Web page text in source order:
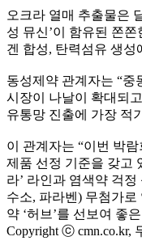
오크라 열매 추출물은
성 뮤신’이 함유된 쫀쫀
겐 합성, 탄력섬유 생성
동성제약 관계자는 “중
시장이 나날이 확대되
유통망 진출에 가장 적기
이 관계자는 “이번 박
제품 선정 기준을 갖고
라’ 라인과 염색약 걱정
수소, 파라벤 ) 무첨가로
약 ‘허브 ’를 선보여 좋
Copyright ⓒ cmn.co.kr,